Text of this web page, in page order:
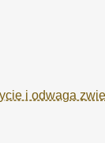
i odwaga